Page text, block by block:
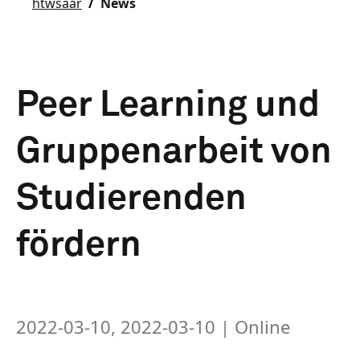
Peer Learning und
Gruppenarbeit von
Studierenden
fördern
2022-03-10, 2022-03-10 | Online